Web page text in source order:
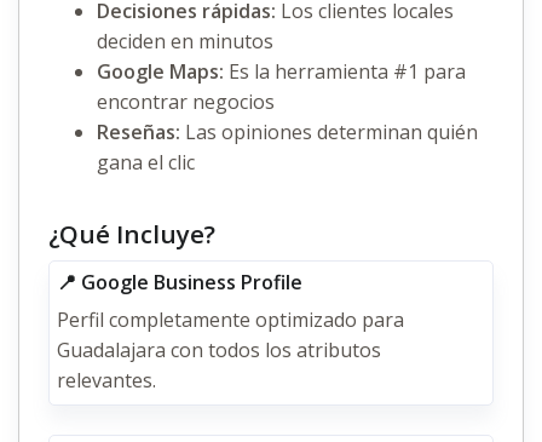
Decisiones rápidas: Los clientes locales
deciden en minutos
Google Maps: Es la herramienta #1 para
encontrar negocios
Reseñas: Las opiniones determinan quién
gana el clic
¿Qué Incluye?
📍 Google Business Profile
Perfil completamente optimizado para
Guadalajara con todos los atributos
relevantes.